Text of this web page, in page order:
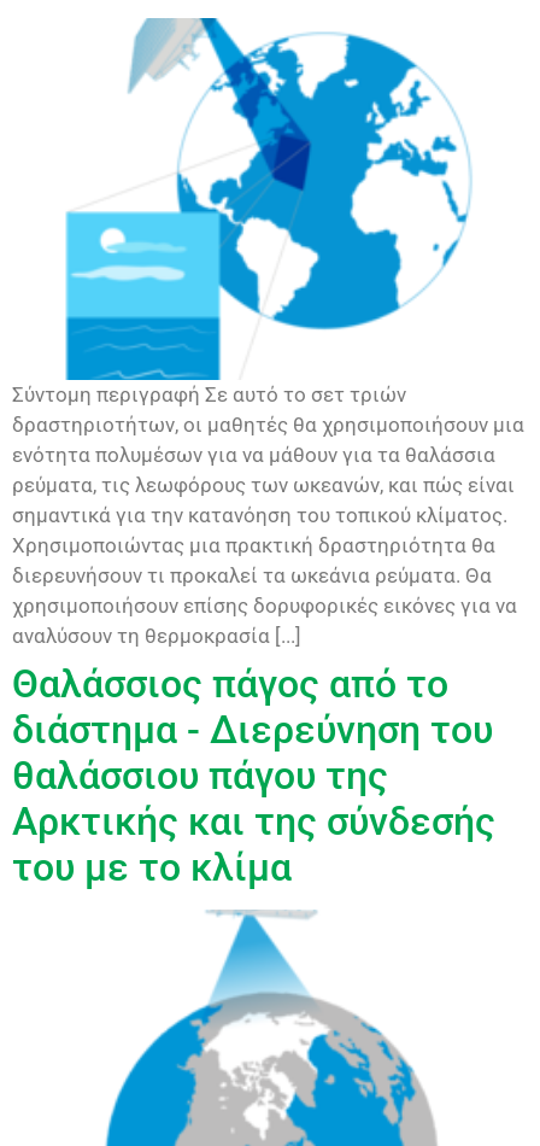
Σύντομη περιγραφή Σε αυτό το σετ τριών
δραστηριοτήτων, οι μαθητές θα χρησιμοποιήσουν μια
ενότητα πολυμέσων για να μάθουν για τα θαλάσσια
ρεύματα, τις λεωφόρους των ωκεανών, και πώς είναι
σημαντικά για την κατανόηση του τοπικού κλίματος.
Χρησιμοποιώντας μια πρακτική δραστηριότητα θα
διερευνήσουν τι προκαλεί τα ωκεάνια ρεύματα. Θα
χρησιμοποιήσουν επίσης δορυφορικές εικόνες για να
αναλύσουν τη θερμοκρασία [...]
Θαλάσσιος πάγος από το
διάστημα - Διερεύνηση του
θαλάσσιου πάγου της
Αρκτικής και της σύνδεσής
του με το κλίμα